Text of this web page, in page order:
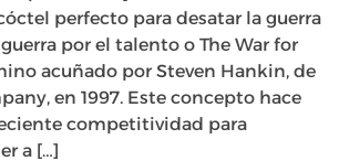
perfecto para desatar la guerra
por el talento o The War for
acuñado por Steven Hankin, de
en 1997. Este concepto hace
competitividad para
a […]